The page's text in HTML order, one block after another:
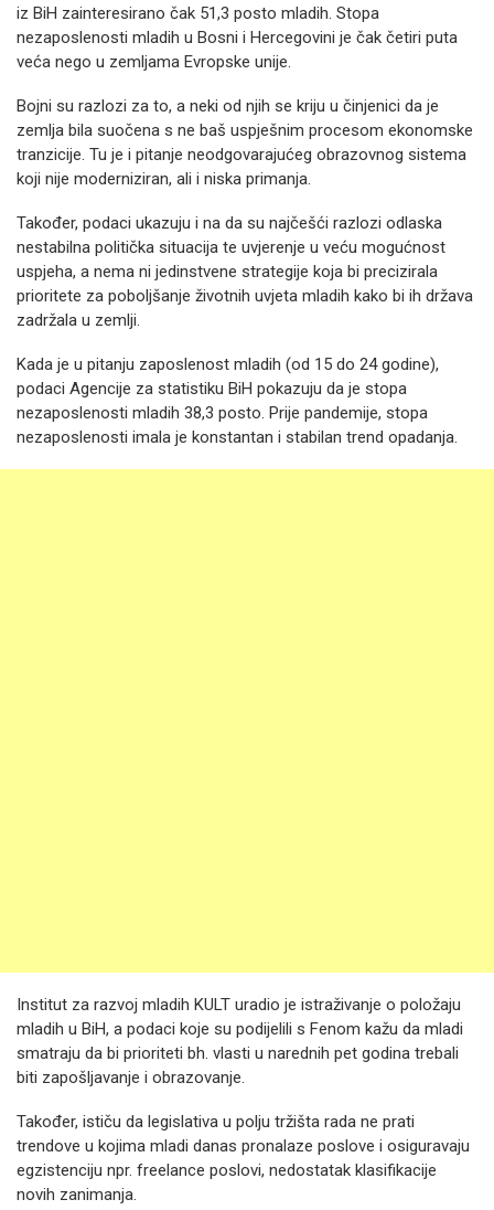
iz BiH zainteresirano čak 51,3 posto mladih. Stopa
nezaposlenosti mladih u Bosni i Hercegovini je čak četiri puta
veća nego u zemljama Evropske unije.
Bojni su razlozi za to, a neki od njih se kriju u činjenici da je
zemlja bila suočena s ne baš uspješnim procesom ekonomske
tranzicije. Tu je i pitanje neodgovarajućeg obrazovnog sistema
koji nije moderniziran, ali i niska primanja.
Također, podaci ukazuju i na da su najčešći razlozi odlaska
nestabilna politička situacija te uvjerenje u veću mogućnost
uspjeha, a nema ni jedinstvene strategije koja bi precizirala
prioritete za poboljšanje životnih uvjeta mladih kako bi ih država
zadržala u zemlji.
Kada je u pitanju zaposlenost mladih (od 15 do 24 godine),
podaci Agencije za statistiku BiH pokazuju da je stopa
nezaposlenosti mladih 38,3 posto. Prije pandemije, stopa
nezaposlenosti imala je konstantan i stabilan trend opadanja.
Institut za razvoj mladih KULT uradio je istraživanje o položaju
mladih u BiH, a podaci koje su podijelili s Fenom kažu da mladi
smatraju da bi prioriteti bh. vlasti u narednih pet godina trebali
biti zapošljavanje i obrazovanje.
Također, ističu da legislativa u polju tržišta rada ne prati
trendove u kojima mladi danas pronalaze poslove i osiguravaju
egzistenciju npr. freelance poslovi, nedostatak klasifikacije
novih zanimanja.